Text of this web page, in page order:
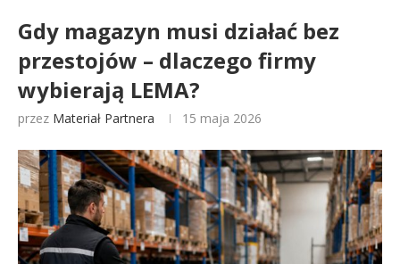
Gdy magazyn musi działać bez
przestojów – dlaczego firmy
wybierają LEMA?
przez Materiał Partnera 15 maja 2026